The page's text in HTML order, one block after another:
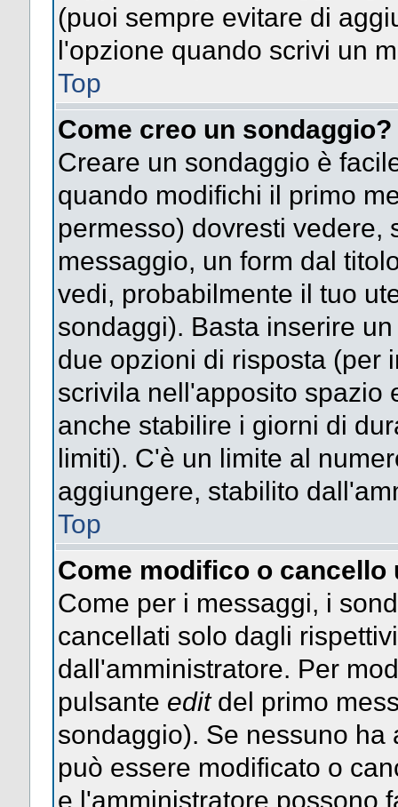
(puoi sempre evitare di
l'opzione quando scrivi un
Top
Come creo un sondaggio?
Creare un sondaggio è
quando modifichi il primo
permesso) dovresti vedere,
messaggio, un form dal
vedi, probabilmente il tuo
sondaggi). Basta inserire
due opzioni di risposta (per
scrivila nell'apposito spazio
anche stabilire i giorni di
limiti). C'è un limite al
aggiungere, stabilito
Top
Come modifico o cancello
Come per i messaggi, i
cancellati solo dagli
dall'amministratore. Per
pulsante editdel primo
sondaggio). Se nessuno
può essere modificato o
e l'amministratore possono